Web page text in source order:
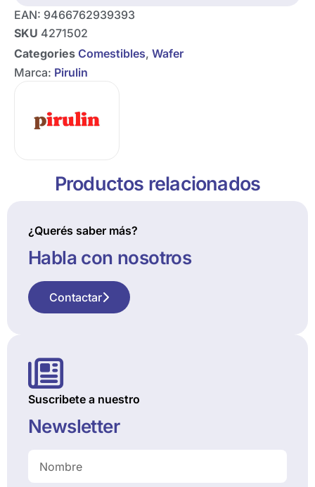
EAN: 9466762939393
SKU 4271502
Categories Comestibles, Wafer
Marca: Pirulin
Productos relacionados
¿Querés saber más?
Habla con nosotros
Contactar
Suscribete a nuestro
Newsletter